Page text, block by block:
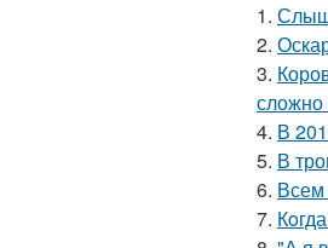
1.
2.
3.
сложно
4. В
5. В
6. Всем
7.